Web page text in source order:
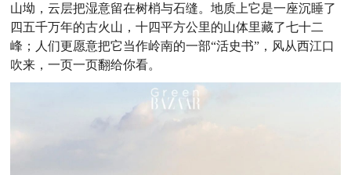
山坳，云层把湿意留在树梢与石缝。地质上它是一座沉睡了
四五千万年的古火山，十四平方公里的山体里藏了七十二
峰；人们更愿意把它当作岭南的一部“活史书”，风从西江口
吹来，一页一页翻给你看。